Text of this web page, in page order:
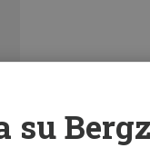
su